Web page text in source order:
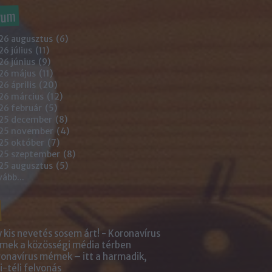
augusztus (6)
július (11)
június (9)
május (11 )
április (20)
március (12)
február (5)
december (8)
november (4)
október (7)
szeptember (8)
augusztus (5)
...
kis nevetés sosem árt! - Koronavírus
a közösségi média térben
mémek – itt a harmadik,
téli felvonás